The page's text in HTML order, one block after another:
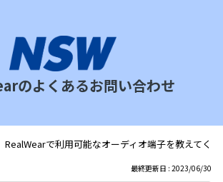
のよくあるお問い合わせ
RealWearで利用可能なオーディオ端子を教えてく
最終更新日 : 2023/06/30